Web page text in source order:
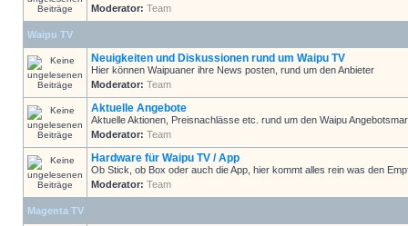
Moderator: Team
Waipu TV
Neuigkeiten und Diskussionen rund um Waipu TV
Hier können Waipuaner ihre News posten, rund um den Anbieter
Moderator: Team
Aktuelle Angebote
Aktuelle Aktionen, Preisnachlässe etc. rund um den Waipu
Moderator: Team
Hardware für Waipu TV / App
Ob Stick, ob Box oder auch die App, hier kommt alles rein was den
Moderator: Team
Magenta TV